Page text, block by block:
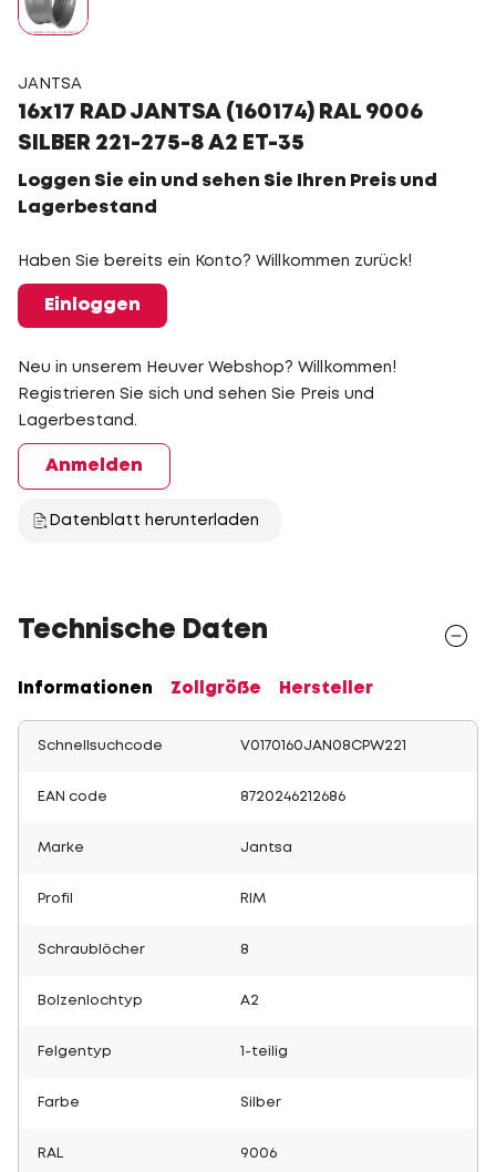
JANTSA
16x17 RAD JANTSA (160174) RAL 9006
SILBER 221-275-8 A2 ET-35
Loggen Sie ein und sehen Sie Ihren Preis und
Lagerbestand
Haben Sie bereits ein Konto? Willkommen zurück!
Einloggen
Neu in unserem Heuver Webshop? Willkommen!
Registrieren Sie sich und sehen Sie Preis und
Lagerbestand.
Anmelden
Datenblatt herunterladen
Technische Daten
Informationen Zollgröße Hersteller
Schnellsuchcode V0170160JAN08CPW221
EAN code 8720246212686
Marke Jantsa
Profil RIM
Schraublöcher 8
Bolzenlochtyp A2
Felgentyp 1-teilig
Farbe Silber
RAL 9006